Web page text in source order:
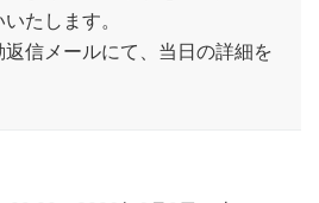
たします。
信メールにて、当日の詳細を